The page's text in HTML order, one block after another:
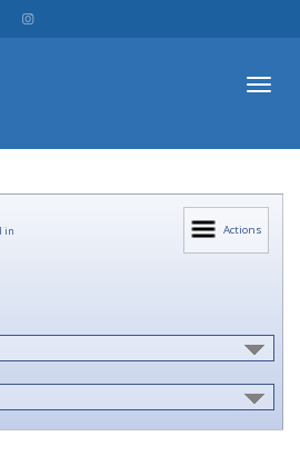
Actions
in